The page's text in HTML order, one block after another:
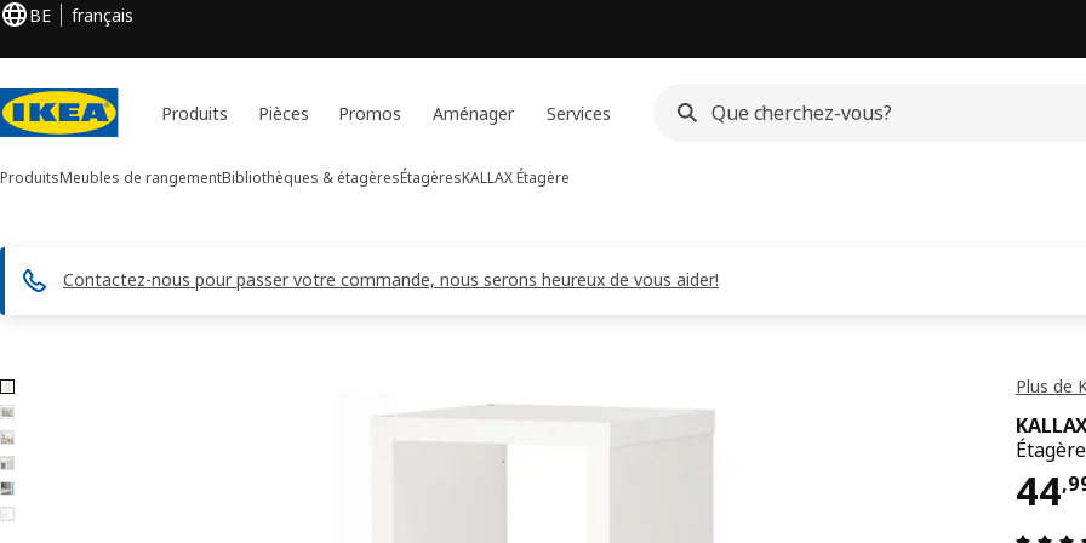
BE français
Produits Pièces Promos Aménager Services
ProduitsMeubles de rangementBibliothèques & étagèresÉtagèresKALLAXÉtagère
Contactez-nous pour passer votre commande, nous serons heureux de vous aider!
Images de 6 KALLAX
les images Plus de
44,